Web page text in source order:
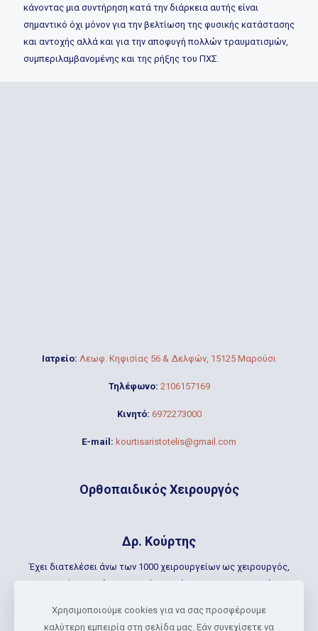
κάνοντας μια συντήρηση κατά την διάρκεια αυτής είναι
σημαντικό όχι μόνον για την βελτίωση της φυσικής κατάστασης
και αντοχής αλλά και για την αποφυγή πολλών τραυματισμών,
συμπεριλαμβανομένης και της ρήξης του ΠΧΣ.
Ιατρείο: Λεωφ. Κηφισίας 56 & Δελφών, 15125 Μαρούσι
Τηλέφωνο: 2106157169
Κινητό: 6972273000
E-mail: kourtisaristotelis@gmail.com
Ορθοπαιδικός Χειρουργός
Δρ. Κούρτης
Έχει διατελέσει άνω των 1000 χειρουργείων ως χειρουργός,
συμμετοχή ως πρώτος βοηθός σε πάνω απο 4000 επεμβάσεις,
Ηνωμένου Βασιλείου (National Joint Registry, UΚ).
Χρησιμοποιούμε cookies για να σας προσφέρουμε
καλύτερη εμπειρία στη σελίδα μας. Εάν συνεχίσετε να